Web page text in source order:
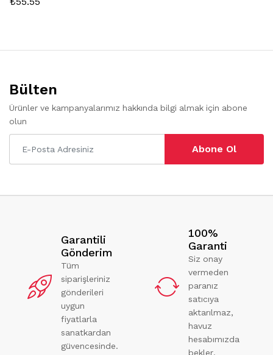
Bülten
Ürünler ve kampanyalarımız hakkında bilgi almak için abone
olun
Abone Ol
Garantili
Gönderim
Tüm
siparişleriniz
gönderileri
uygun
fiyatlarla
sanatkardan
güvencesinde.
100%
Garanti
Siz onay
vermeden
paranız
satıcıya
aktarılmaz,
havuz
hesabımızda
bekler.